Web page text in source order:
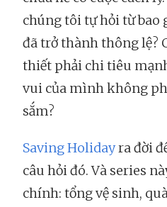
chúng tôi tự hỏi từ bao
đã trở thành thông lệ?
thiết phải chi tiêu
vui của mình không
sắm?
Saving Holidayra đời
câu hỏi đó. Và series
chính: tổng vệ sinh,